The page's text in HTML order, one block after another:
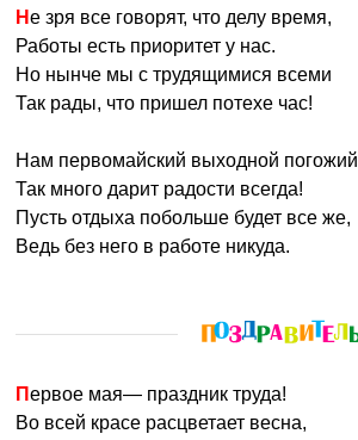
Не зря все говорят, что делу время,
Работы есть приоритет у нас.
Но нынче мы с трудящимися всеми
Так рады, что пришел потехе час!
Нам первомайский выходной погожий
Так много дарит радости всегда!
Пусть отдыха побольше будет все же,
Ведь без него в работе никуда.
Первое мая— праздник труда!
Во всей красе расцветает весна,